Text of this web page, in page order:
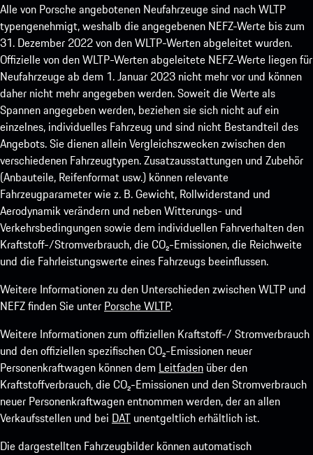
Alle von Porsche angebotenen Neufahrzeuge sind nach WLTP
typengenehmigt, weshalb die angegebenen NEFZ-Werte bis zum
31. Dezember 2022 von den WLTP-Werten abgeleitet wurden.
Offizielle von den WLTP-Werten abgeleitete NEFZ-Werte liegen für
Neufahrzeuge ab dem 1. Januar 2023 nicht mehr vor und können
daher nicht mehr angegeben werden. Soweit die Werte als
Spannen angegeben werden, beziehen sie sich nicht auf ein
einzelnes, individuelles Fahrzeug und sind nicht Bestandteil des
Angebots. Sie dienen allein Vergleichszwecken zwischen den
verschiedenen Fahrzeugtypen. Zusatzausstattungen und Zubehör
(Anbauteile, Reifenformat usw.) können relevante
Fahrzeugparameter wie z. B. Gewicht, Rollwiderstand und
Aerodynamik verändern und neben Witterungs- und
Verkehrsbedingungen sowie dem individuellen Fahrverhalten den
Kraftstoff-/Stromverbrauch, die CO₂-Emissionen, die Reichweite
und die Fahrleistungswerte eines Fahrzeugs beeinflussen.
Weitere Informationen zu den Unterschieden zwischen WLTP und
NEFZ finden Sie unter Porsche WLTP.
Weitere Informationen zum offiziellen Kraftstoff-/ Stromverbrauch
und den offiziellen spezifischen CO₂-Emissionen neuer
Personenkraftwagen können dem Leitfaden über den
Kraftstoffverbrauch, die CO₂-Emissionen und den Stromverbrauch
neuer Personenkraftwagen entnommen werden, der an allen
Verkaufsstellen und bei DAT unentgeltlich erhältlich ist.
Die dargestellten Fahrzeugbilder können automatisch